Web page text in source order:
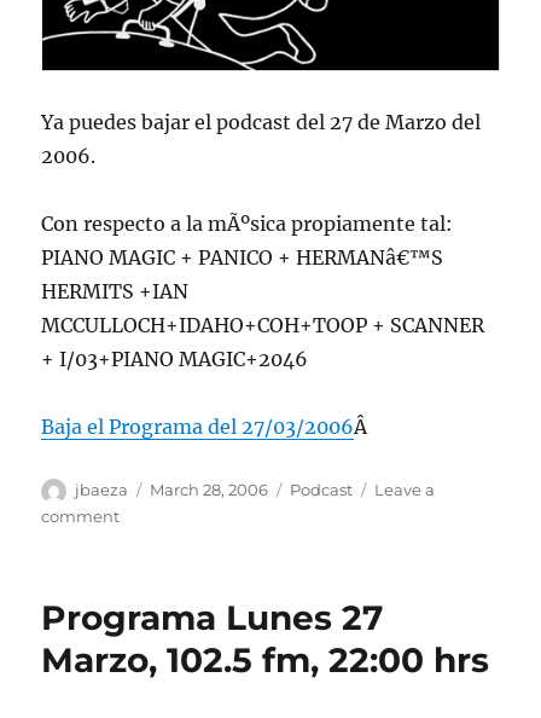
Ya puedes bajar el podcast del 27 de Marzo del
2006.
Con respecto a la mÃºsica propiamente tal:
PIANO MAGIC + PANICO + HERMANâ€™S
HERMITS +IAN
MCCULLOCH+IDAHO+COH+TOOP + SCANNER
+ I/03+PIANO MAGIC+2046
Baja el Programa del 27/03/2006Â
Author
jbaeza
Posted
March 28, 2006 Categories
Podcast
Leave a
commenton
Marzo
del
2006
Programa Lunes 27
Marzo, 102.5 fm, 22:00 hrs